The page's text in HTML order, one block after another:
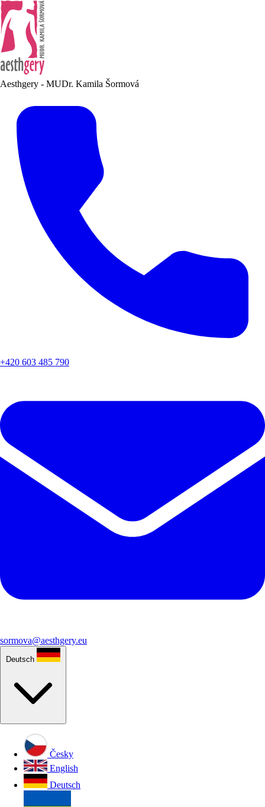
Aesthgery - MUDr. Kamila Šormová
+420 603 485 790
sormova@aesthgery.eu
Deutsch
Česky
English
Deutsch